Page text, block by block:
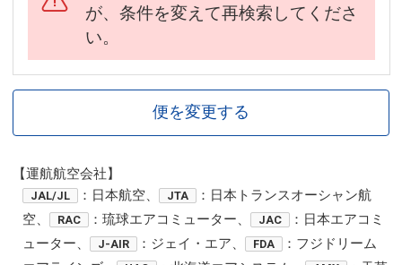
が、条件を変えて再検索してくださ
い。
便を変更する
【運航航空会社】
JAL/JL ：日本航空、 JTA
：日本トランスオーシャン航
空、
RAC ：琉球エアコミューター、 JAC
：日本エアコミ
ューター、
J-AIR ：ジェイ・エア、 FDA
：フジドリーム